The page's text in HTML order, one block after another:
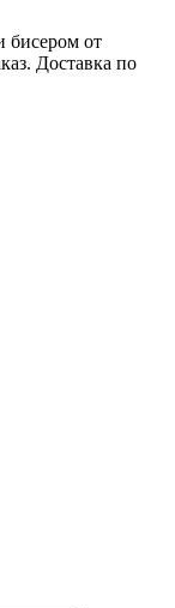
бисером от
Доставка по